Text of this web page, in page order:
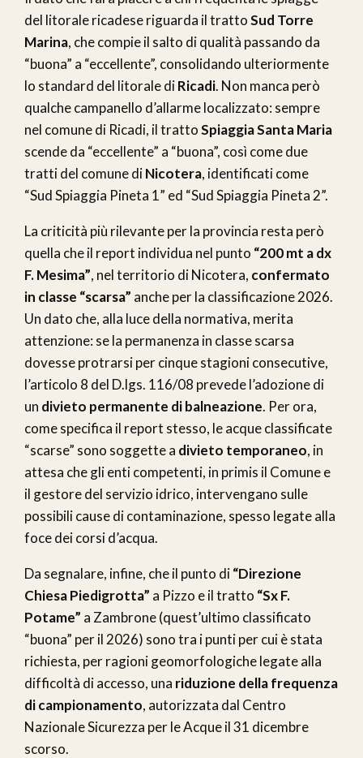
del litorale ricadese riguarda il trattoSud Torre
Marina, che compie il salto di qualità passando da
“buona” a “eccellente”, consolidando ulteriormente
lo standard del litorale diRicadi. Non manca però
qualche campanello d’allarme localizzato: sempre
nel comune di Ricadi, il trattoSpiaggia Santa Maria
scende da “eccellente” a “buona”, così come due
tratti del comune diNicotera, identificati come
“Sud Spiaggia Pineta 1” ed “Sud Spiaggia Pineta 2”.
La criticità più rilevante per la provincia resta però
quella che il report individua nel punto “200 mt a dx
F. Mesima”, nel territorio di Nicotera, confermato
in classe “scarsa” anche per la classificazione 2026.
Un dato che, alla luce della normativa, merita
attenzione: se la permanenza in classe scarsa
dovesse protrarsi per cinque stagioni consecutive,
l’articolo 8 del D.lgs. 116/08 prevede l’adozione di
un divieto permanente di balneazione. Per ora,
come specifica il report stesso, le acque classificate
“scarse” sono soggette a divieto temporaneo, in
attesa che gli enti competenti, in primis il Comune e
il gestore del servizio idrico, intervengano sulle
possibili cause di contaminazione, spesso legate alla
foce dei corsi d’acqua.
Da segnalare, infine, che il punto di“Direzione
Chiesa Piedigrotta” a Pizzo e il tratto “Sx F.
Potame” a Zambrone (quest’ultimo classificato
“buona” per il 2026) sono tra i punti per cui è stata
richiesta, per ragioni geomorfologiche legate alla
difficoltà di accesso, una riduzione della frequenza
di campionamento, autorizzata dal Centro
Nazionale Sicurezza per le Acque il 31 dicembre
scorso.